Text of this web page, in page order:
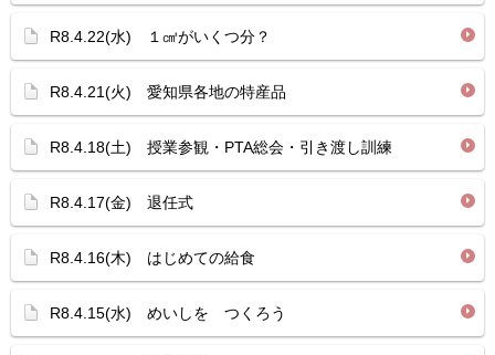
R8.4.22(水) １㎤がいくつ分？
R8.4.21(火) 愛知県各地の特産品
R8.4.18(土) 授業参観・PTA総会・引き渡し訓練
R8.4.17(金) 退任式
R8.4.16(木) はじめての給食
R8.4.15(水) めいしを つくろう